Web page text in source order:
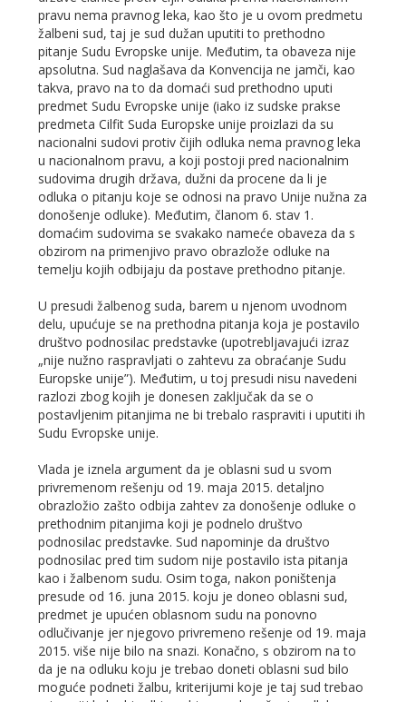
pravu nema pravnog leka, kao što je u ovom predmetu
žalbeni sud, taj je sud dužan uputiti to prethodno
pitanje Sudu Evropske unije. Međutim, ta obaveza nije
apsolutna. Sud naglašava da Konvencija ne jamči, kao
takva, pravo na to da domaći sud prethodno uputi
predmet Sudu Evropske unije (iako iz sudske prakse
predmeta Cilfit Suda Europske unije proizlazi da su
nacionalni sudovi protiv čijih odluka nema pravnog leka
u nacionalnom pravu, a koji postoji pred nacionalnim
sudovima drugih država, dužni da procene da li je
odluka o pitanju koje se odnosi na pravo Unije nužna za
donošenje odluke). Međutim, članom 6. stav 1.
domaćim sudovima se svakako nameće obaveza da s
obzirom na primenjivo pravo obrazlože odluke na
temelju kojih odbijaju da postave prethodno pitanje.
U presudi žalbenog suda, barem u njenom uvodnom
delu, upućuje se na prethodna pitanja koja je postavilo
društvo podnosilac predstavke (upotrebljavajući izraz
„nije nužno raspravljati o zahtevu za obraćanje Sudu
Europske unije”). Međutim, u toj presudi nisu navedeni
razlozi zbog kojih je donesen zaključak da se o
postavljenim pitanjima ne bi trebalo raspraviti i uputiti ih
Sudu Evropske unije.
Vlada je iznela argument da je oblasni sud u svom
privremenom rešenju od 19. maja 2015. detaljno
obrazložio zašto odbija zahtev za donošenje odluke o
prethodnim pitanjima koji je podnelo društvo
podnosilac predstavke. Sud napominje da društvo
podnosilac pred tim sudom nije postavilo ista pitanja
kao i žalbenom sudu. Osim toga, nakon poništenja
presude od 16. juna 2015. koju je doneo oblasni sud,
predmet je upućen oblasnom sudu na ponovno
odlučivanje jer njegovo privremeno rešenje od 19. maja
2015. više nije bilo na snazi. Konačno, s obzirom na to
da je na odluku koju je trebao doneti oblasni sud bilo
moguće podneti žalbu, kriterijumi koje je taj sud trebao